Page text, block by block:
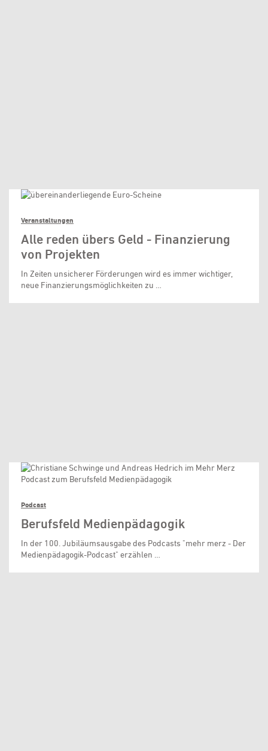
Veranstaltungen
Alle reden übers Geld - Finanzierung
von Projekten
In Zeiten unsicherer Förderungen wird es immer wichtiger,
neue Finanzierungsmöglichkeiten zu …
Podcast
Berufsfeld Medienpädagogik
In der 100. Jubiläumsausgabe des Podcasts "mehr merz - Der
Medienpädagogik-Podcast" erzählen …